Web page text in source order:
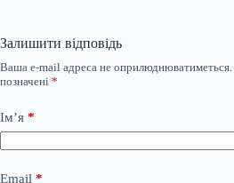
Залишити відповідь
Ваша e-mail адреса не оприлюднюватиметься.
позначені *
Ім’я *
Email *